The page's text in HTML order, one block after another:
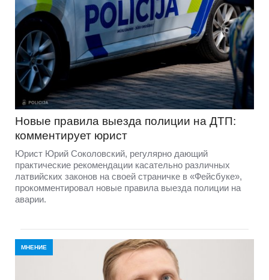
Новые правила выезда полиции на ДТП:
комментирует юрист
Юрист Юрий Соколовский, регулярно дающий
практические рекомендации касательно различных
латвийских законов на своей страничке в «Фейсбуке»,
прокомментировал новые правила выезда полиции на
аварии.
МНЕНИЕ